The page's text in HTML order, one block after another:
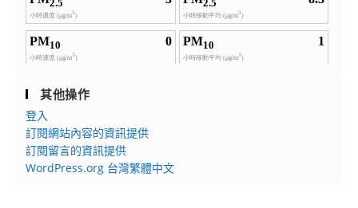
其他操作
登入
訂閱網站內容的資訊提供
訂閱留言的資訊提供
WordPress.org 台灣繁體中文